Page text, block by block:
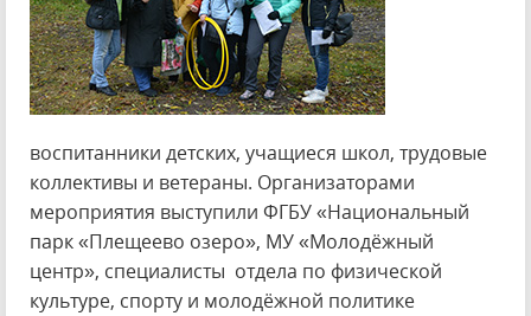
воспитанники детских, учащиеся школ, трудовые
коллективы и ветераны. Организаторами
мероприятия выступили ФГБУ «Национальный
парк «Плещеево озеро», МУ «Молодёжный
центр», специалисты отдела по физической
культуре, спорту и молодёжной политике